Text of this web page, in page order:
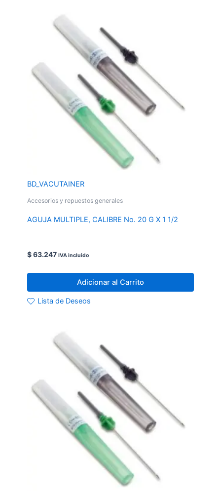
BD_VACUTAINER
Accesorios y repuestos generales
AGUJA MULTIPLE, CALIBRE No. 20 G X 1 1/2
$63.247 IVA incluido
Adicionar al Carrito
Lista de Deseos